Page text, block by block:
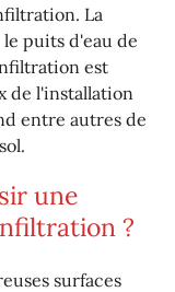
La
puits d'eau de
est
de l'installation
entre autres de
une
?
surfaces